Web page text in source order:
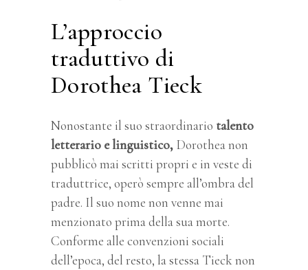
L’approccio
traduttivo di
Dorothea Tieck
Nonostante il suo straordinario talento
letterario e linguistico, Dorothea non
pubblicò mai scritti propri e in veste di
traduttrice, operò sempre all’ombra del
padre. Il suo nome non venne mai
menzionato prima della sua morte.
Conforme alle convenzioni sociali
dell’epoca, del resto, la stessa Tieck non